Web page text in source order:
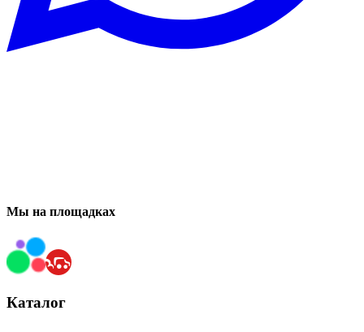
Мы на площадках
Каталог